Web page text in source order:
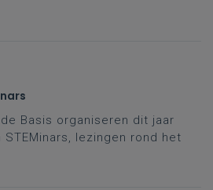
de Basis organiseren dit jaar
lezingen rond het